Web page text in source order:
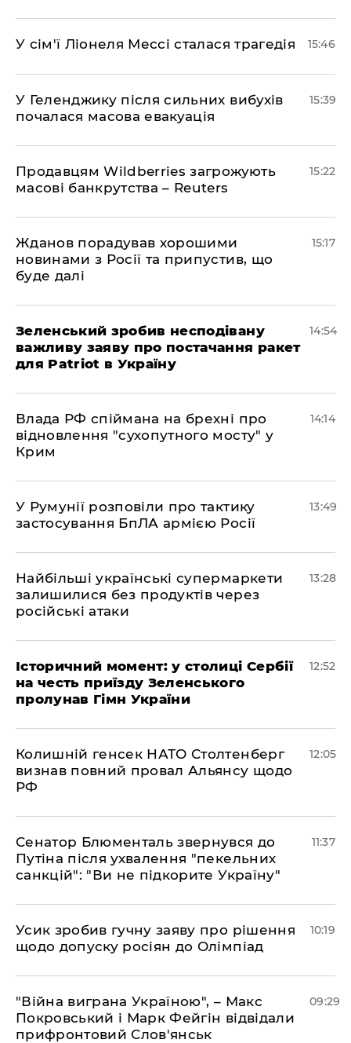
У сім'ї Ліонеля Мессі сталася трагедія 15:46
У Геленджику після сильних вибухів
почалася масова евакуація
15:39
Продавцям Wildberries загрожують
масові банкрутства – Reuters
15:22
Жданов порадував хорошими
новинами з Росії та припустив, що
буде далі
15:17
Зеленський зробив несподівану
важливу заяву про постачання ракет
для Patriot в Україну
14:54
Влада РФ спіймана на брехні про
відновлення "сухопутного мосту" у
Крим
14:14
У Румунії розповіли про тактику
застосування БпЛА армією Росії
13:49
Найбільші українські супермаркети
залишилися без продуктів через
російські атаки
13:28
Історичний момент: у столиці Сербії
на честь приїзду Зеленського
пролунав Гімн України
12:52
Колишній генсек НАТО Столтенберг
визнав повний провал Альянсу щодо
РФ
12:05
Сенатор Блюменталь звернувся до
Путіна після ухвалення "пекельних
санкцій": "Ви не підкорите Україну"
11:37
Усик зробив гучну заяву про рішення
щодо допуску росіян до Олімпіад
10:19
"Війна виграна Україною", – Макс
Покровський і Марк Фейгін відвідали
прифронтовий Слов'янськ
09:29